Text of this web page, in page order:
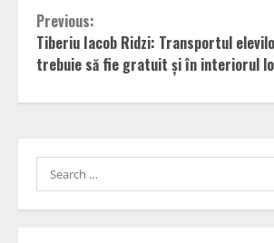
Continue
Reading
Previous:
Tiberiu Iacob Ridzi: Transportul
trebuie să fie gratuit și în interiorul
Search
for: